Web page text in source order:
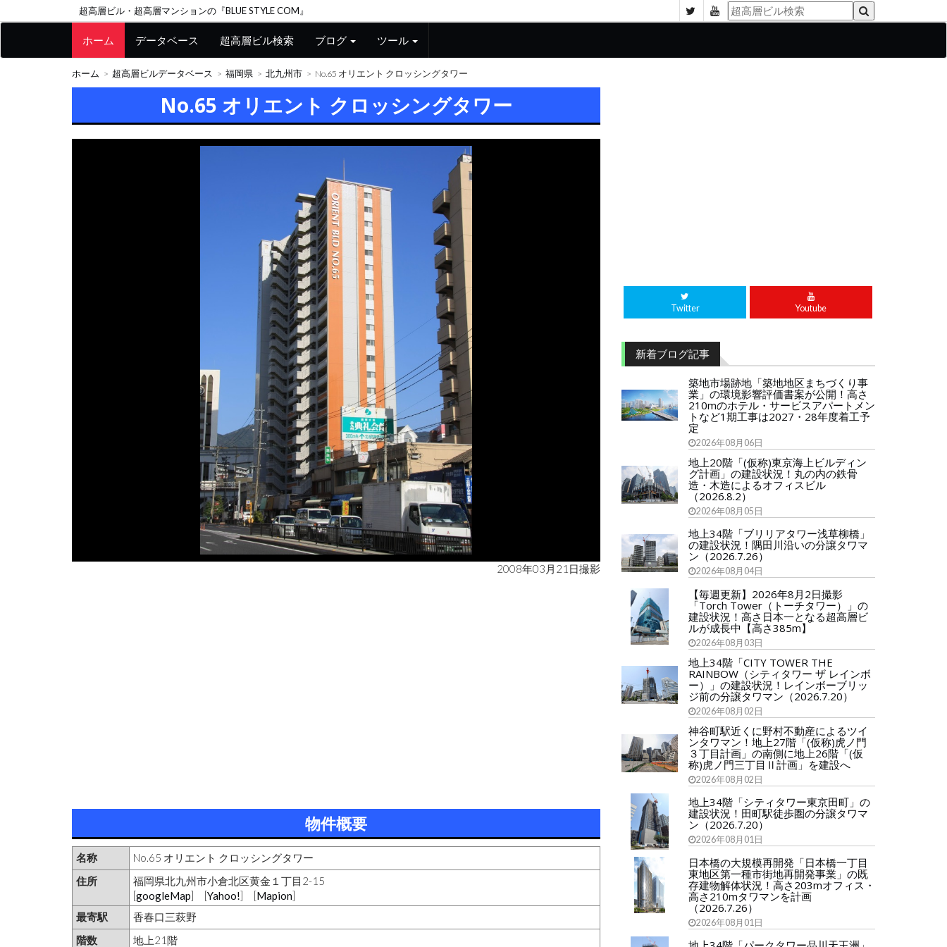
超高層ビル・超高層マンションの『BLUE STYLE COM』
ホーム データベース 超高層ビル検索 ブログ ツール
ホーム 超高層ビルデータベース 福岡県 北九州市 No.65 オリエント クロッシングタワー
No.65 オリエント クロッシングタワー
2008年03月21日撮影
物件概要
名称
No.65 オリエント クロッシングタワー
住所
福岡県北九州市小倉北区黄金１丁目2-15
[googleMap] [Yahoo!] [Mapion]
最寄駅
香春口三萩野
階数
地上21階
Twitter Youtube
新着ブログ記事
築地市場跡地「築地地区まちづくり事
業」の環境影響評価書案が公開！高さ
210mのホテル・サービスアパートメン
トなど1期工事は2027・28年度着工予
定
2026年08月06日
地上20階「(仮称)東京海上ビルディン
グ計画」の建設状況！丸の内の鉄骨
造・木造によるオフィスビル
（2026.8.2）
2026年08月05日
地上34階「ブリリアタワー浅草柳橋」
の建設状況！隅田川沿いの分譲タワマ
ン（2026.7.26）
2026年08月04日
【毎週更新】2026年8月2日撮影
「Torch Tower（トーチタワー）」の
建設状況！高さ日本一となる超高層ビ
ルが成長中【高さ385m】
2026年08月03日
地上34階「CITY TOWER THE
RAINBOW（シティタワー ザ レインボ
ー）」の建設状況！レインボーブリッ
ジ前の分譲タワマン（2026.7.20）
2026年08月02日
神谷町駅近くに野村不動産によるツイ
ンタワマン！地上27階「(仮称)虎ノ門
３丁目計画」の南側に地上26階「(仮
称)虎ノ門三丁目Ⅱ計画」を建設へ
2026年08月02日
地上34階「シティタワー東京田町」の
建設状況！田町駅徒歩圏の分譲タワマ
ン（2026.7.20）
2026年08月01日
日本橋の大規模再開発「日本橋一丁目
東地区第一種市街地再開発事業」の既
存建物解体状況！高さ203mオフィス・
高さ210mタワマンを計画
（2026.7.26）
2026年08月01日